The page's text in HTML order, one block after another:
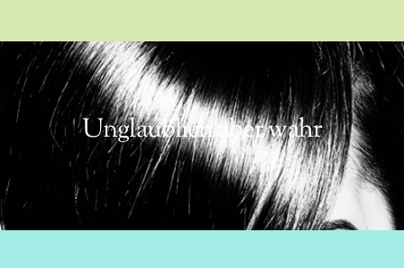
Unglaublich aber wahr